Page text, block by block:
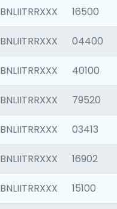
BNLIITRRXXX 16500
BNLIITRRXXX 04400
BNLIITRRXXX 40100
BNLIITRRXXX 79520
BNLIITRRXXX 03413
BNLIITRRXXX 16902
BNLIITRRXXX 15100